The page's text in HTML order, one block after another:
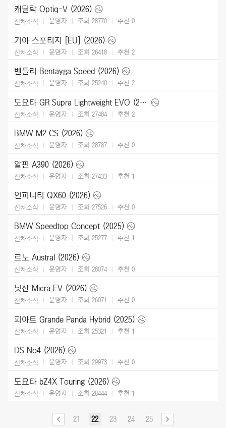
캐딜락 Optiq-V (2026)
신차소식 운영자 조회 28770 추천 0
기아 스포티지 [EU] (2026)
신차소식 운영자 조회 26418 추천 2
벤틀리 Bentayga Speed (2026)
신차소식 운영자 조회 25240 추천 2
도요타 GR Supra Lightweight EVO (2026)
신차소식 운영자 조회 27484 추천 2
BMW M2 CS (2026)
신차소식 운영자 조회 28787 추천 0
알핀 A390 (2026)
신차소식 운영자 조회 27433 추천 1
인피니티 QX60 (2026)
신차소식 운영자 조회 27526 추천 0
BMW Speedtop Concept (2025)
신차소식 운영자 조회 25277 추천 1
르노 Austral (2026)
신차소식 운영자 조회 26074 추천 0
닛산 Micra EV (2026)
신차소식 운영자 조회 26071 추천 0
피아트 Grande Panda Hybrid (2025)
신차소식 운영자 조회 25321 추천 1
DS No4 (2026)
신차소식 운영자 조회 29973 추천 0
도요타 bZ4X Touring (2026)
신차소식 운영자 조회 28444 추천 1
21 22 23 24 25